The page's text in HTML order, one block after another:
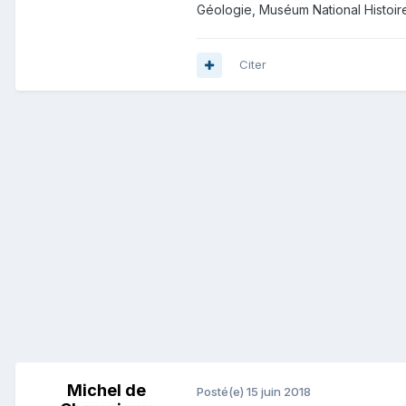
Géologie, Muséum National
Citer
Michel de
Posté(e) 15 juin 2018